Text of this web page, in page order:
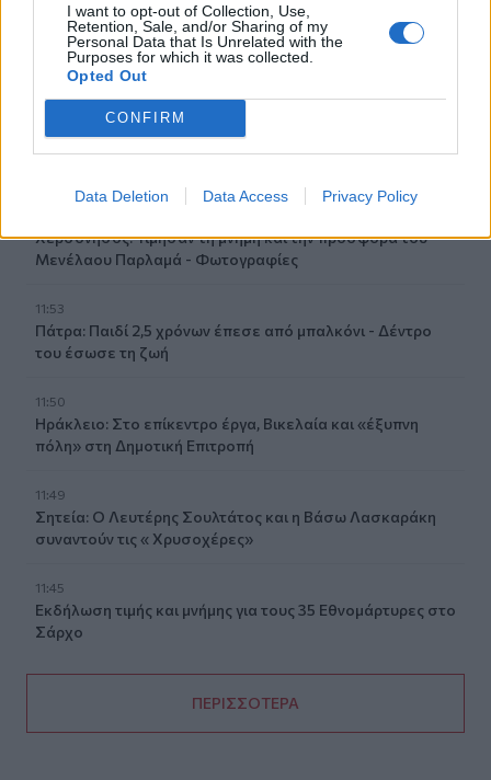
I want to opt-out of Collection, Use,
Retention, Sale, and/or Sharing of my
Personal Data that Is Unrelated with the
Purposes for which it was collected.
Opted Out
CONFIRM
Data Deletion Data Access Privacy Policy
Λ. Μενδώνη για Ν. Καλογερόπουλο: Υπηρέτησε την τέχνη
«με αφοσίωση, ήθος και ανιδιοτέλεια»
Ηράκλειο: Με επιτυχία ολοκληρώθηκε η δράση
Χερσόνησος: Τίμησαν τη μνήμη και την προσφορά του
Μενέλαου Παρλαμά - Φωτογραφίες
11:53
Πάτρα: Παιδί 2,5 χρόνων έπεσε από μπαλκόνι - Δέντρο
του έσωσε τη ζωή
11:50
Ηράκλειο: Στο επίκεντρο έργα, Βικελαία και «έξυπνη
πόλη» στη Δημοτική Επιτροπή
11:49
Σητεία: Ο Λευτέρης Σουλτάτος και η Βάσω Λασκαράκη
συναντούν τις « Χρυσοχέρες»
11:45
Εκδήλωση τιμής και μνήμης για τους 35 Εθνομάρτυρες στο
Σάρχο
ΠΕΡΙΣΣΟΤΕΡΑ